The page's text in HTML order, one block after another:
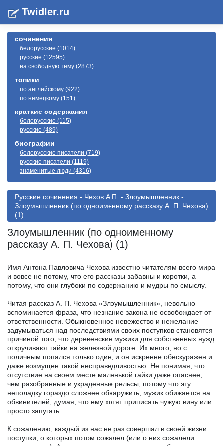
Twidler.ru
сочинения
белорусские (1014)
русские (12595)
на свободную тему (2873)
топики
по английскому (922)
по немецкому (151)
краткие содержания
белорусские (115)
русские (489)
биографии
белорусские писатели (719)
русские писатели (1119)
знаменитые люди (4316)
Русские сочинения - Чехов А.П. - Злоумышленник -
Злоумышленник (по одноименному рассказу А. П. Чехова)
(1)
Злоумышленник (по одноименному
рассказу А. П. Чехова) (1)
Имя Антона Павловича Чехова известно читателям всего мира
и вовсе не потому, что его рассказы забавны и коротки, а
потому, что они глубоки по содержанию и мудры по смыслу.
Читая рассказ А. П. Чехова «Злоумышленник», невольно
вспоминается фраза, что незнание закона не освобождает от
ответственности. Обыкновенное невежество и нежелание
задумываться над последствиями своих поступков становятся
причиной того, что деревенские мужики для собственных нужд
откручивают гайки на железной дороге. Их много, но с
поличным попался только один, и он искренне обескуражен и
даже возмущен такой несправедливостью. Не понимая, что
отсутствие на своем месте маленькой гайки даже опаснее,
чем разобранные и украденные рельсы, потому что эту
неполадку гораздо сложнее обнаружить, мужик обижается на
обвинителей, думая, что ему хотят приписать чужую вину или
просто запугать.
К сожалению, каждый из нас не раз совершал в своей жизни
поступки, о которых потом сожалел (или о них сожалели